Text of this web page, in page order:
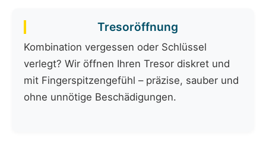
Tresoröffnung
Kombination vergessen oder Schlüssel
verlegt? Wir öffnen Ihren Tresor diskret und
mit Fingerspitzengefühl – präzise, sauber und
ohne unnötige Beschädigungen.